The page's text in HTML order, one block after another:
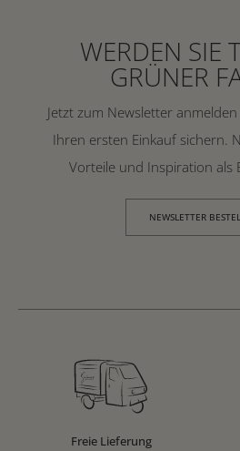
WERDEN SIE
GRÜNER
Jetzt zum Newsletter
Ihren ersten Einkauf sichern.
Vorteile und Inspiration als
NEWSLETTER
Freie Lieferung